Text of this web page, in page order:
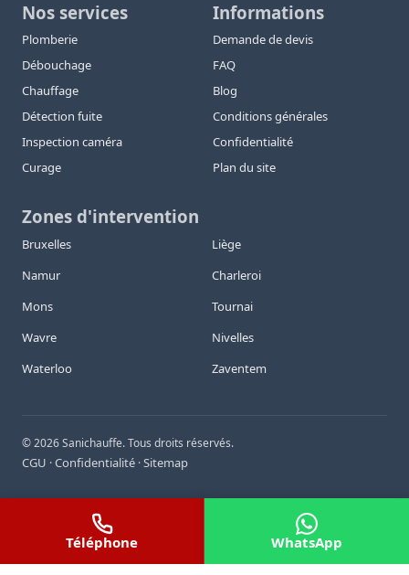
Nos services
Plomberie
Débouchage
Chauffage
Détection fuite
Inspection caméra
Curage
Informations
Demande de devis
FAQ
Blog
Conditions générales
Confidentialité
Plan du site
Zones d'intervention
Bruxelles
Liège
Namur
Charleroi
Mons
Tournai
Wavre
Nivelles
Waterloo
Zaventem
©2026Sanichauffe. Tous droits réservés.
CGU ·Confidentialité ·Sitemap